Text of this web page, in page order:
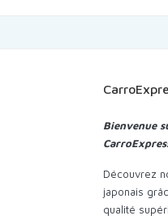
Bienvenue
Découvrez
japonais
qualité